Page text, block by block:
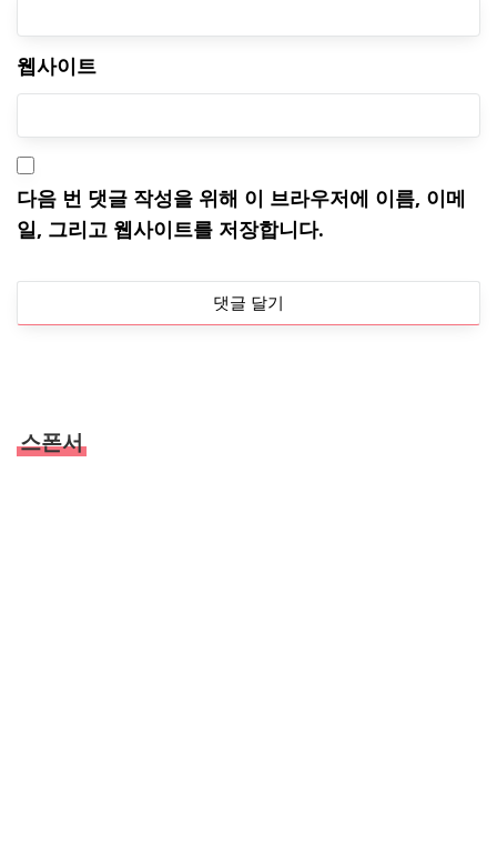
웹사이트
다음 번 댓글 작성을 위해 이 브라우저에 이름, 이메
일, 그리고 웹사이트를 저장합니다.
스폰서